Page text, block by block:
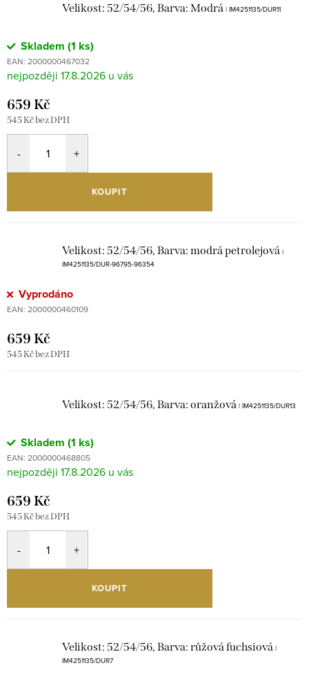
Velikost: 52/54/56, Barva: Modrá | IM4251135/DUR11
Skladem (1 ks)
EAN: 2000000467032
17.8.2026
659 Kč
545 Kč bez DPH
KOUPIT
Velikost: 52/54/56, Barva: modrá petrolejová |
IM4251135/DUR-96795-96354
Vyprodáno
EAN: 2000000460109
659 Kč
545 Kč bez DPH
Velikost: 52/54/56, Barva: oranžová | IM4251135/DUR13
Skladem (1 ks)
EAN: 2000000468805
17.8.2026
659 Kč
545 Kč bez DPH
KOUPIT
Velikost: 52/54/56, Barva: růžová fuchsiová |
IM4251135/DUR7